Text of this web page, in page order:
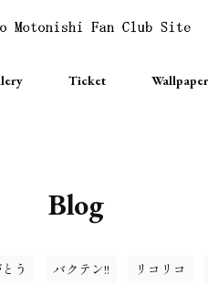
Ticket Wallpaper
Blog
う バクテン!! リコリコ